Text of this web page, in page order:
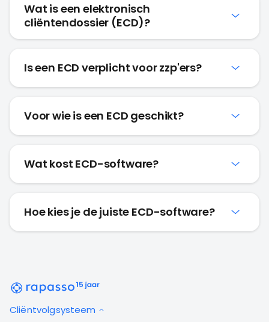
Wat is een elektronisch
cliëntendossier (ECD)?
Is een ECD verplicht voor zzp'ers?
Voor wie is een ECD geschikt?
Wat kost ECD-software?
Hoe kies je de juiste ECD-software?
Cliëntvolgsysteem